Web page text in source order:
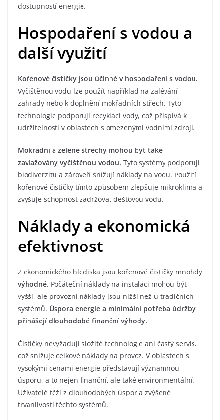
dostupností energie.
Hospodaření s vodou a
další využití
Kořenové čističky jsou účinné v hospodaření s vodou.
Vyčištěnou vodu lze použít například na zalévání
zahrady nebo k doplnění mokřadních střech. Tyto
technologie podporují recyklaci vody, což přispívá k
udržitelnosti v oblastech s omezenými vodními zdroji.
Mokřadní a zelené střechy mohou být také
zavlažovány vyčištěnou vodou. Tyto systémy podporují
biodiverzitu a zároveň snižují náklady na vodu. Použití
kořenové čističky tímto způsobem zlepšuje mikroklima a
zvyšuje schopnost zadržovat dešťovou vodu.
Náklady a ekonomická
efektivnost
Z ekonomického hlediska jsou kořenové čističky mnohdy
výhodné. Počáteční náklady na instalaci mohou být
vyšší, ale provozní náklady jsou nižší než u tradičních
systémů. Úspora energie a minimální potřeba údržby
přinášejí dlouhodobé finanční výhody.
Čističky nevyžadují složité technologie ani častý servis,
což snižuje celkové náklady na provoz. V oblastech s
vysokými cenami energie představují významnou
úsporu, a to nejen finanční, ale také environmentální.
Uživatelé těží z dlouhodobých úspor a zvýšené
trvanlivosti těchto systémů.